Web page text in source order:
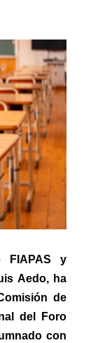
FIAPAS y
Aedo, ha
de
del Foro
con